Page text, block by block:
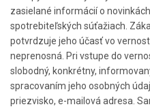
zasielané informácií o
spotrebiteľských súťažiach.
potvrdzuje jeho účasť vo
neprenosná. Pri vstupe do
slobodný, konkrétny,
spracovaním jeho osobných
priezvisko, e-mailová adresa.